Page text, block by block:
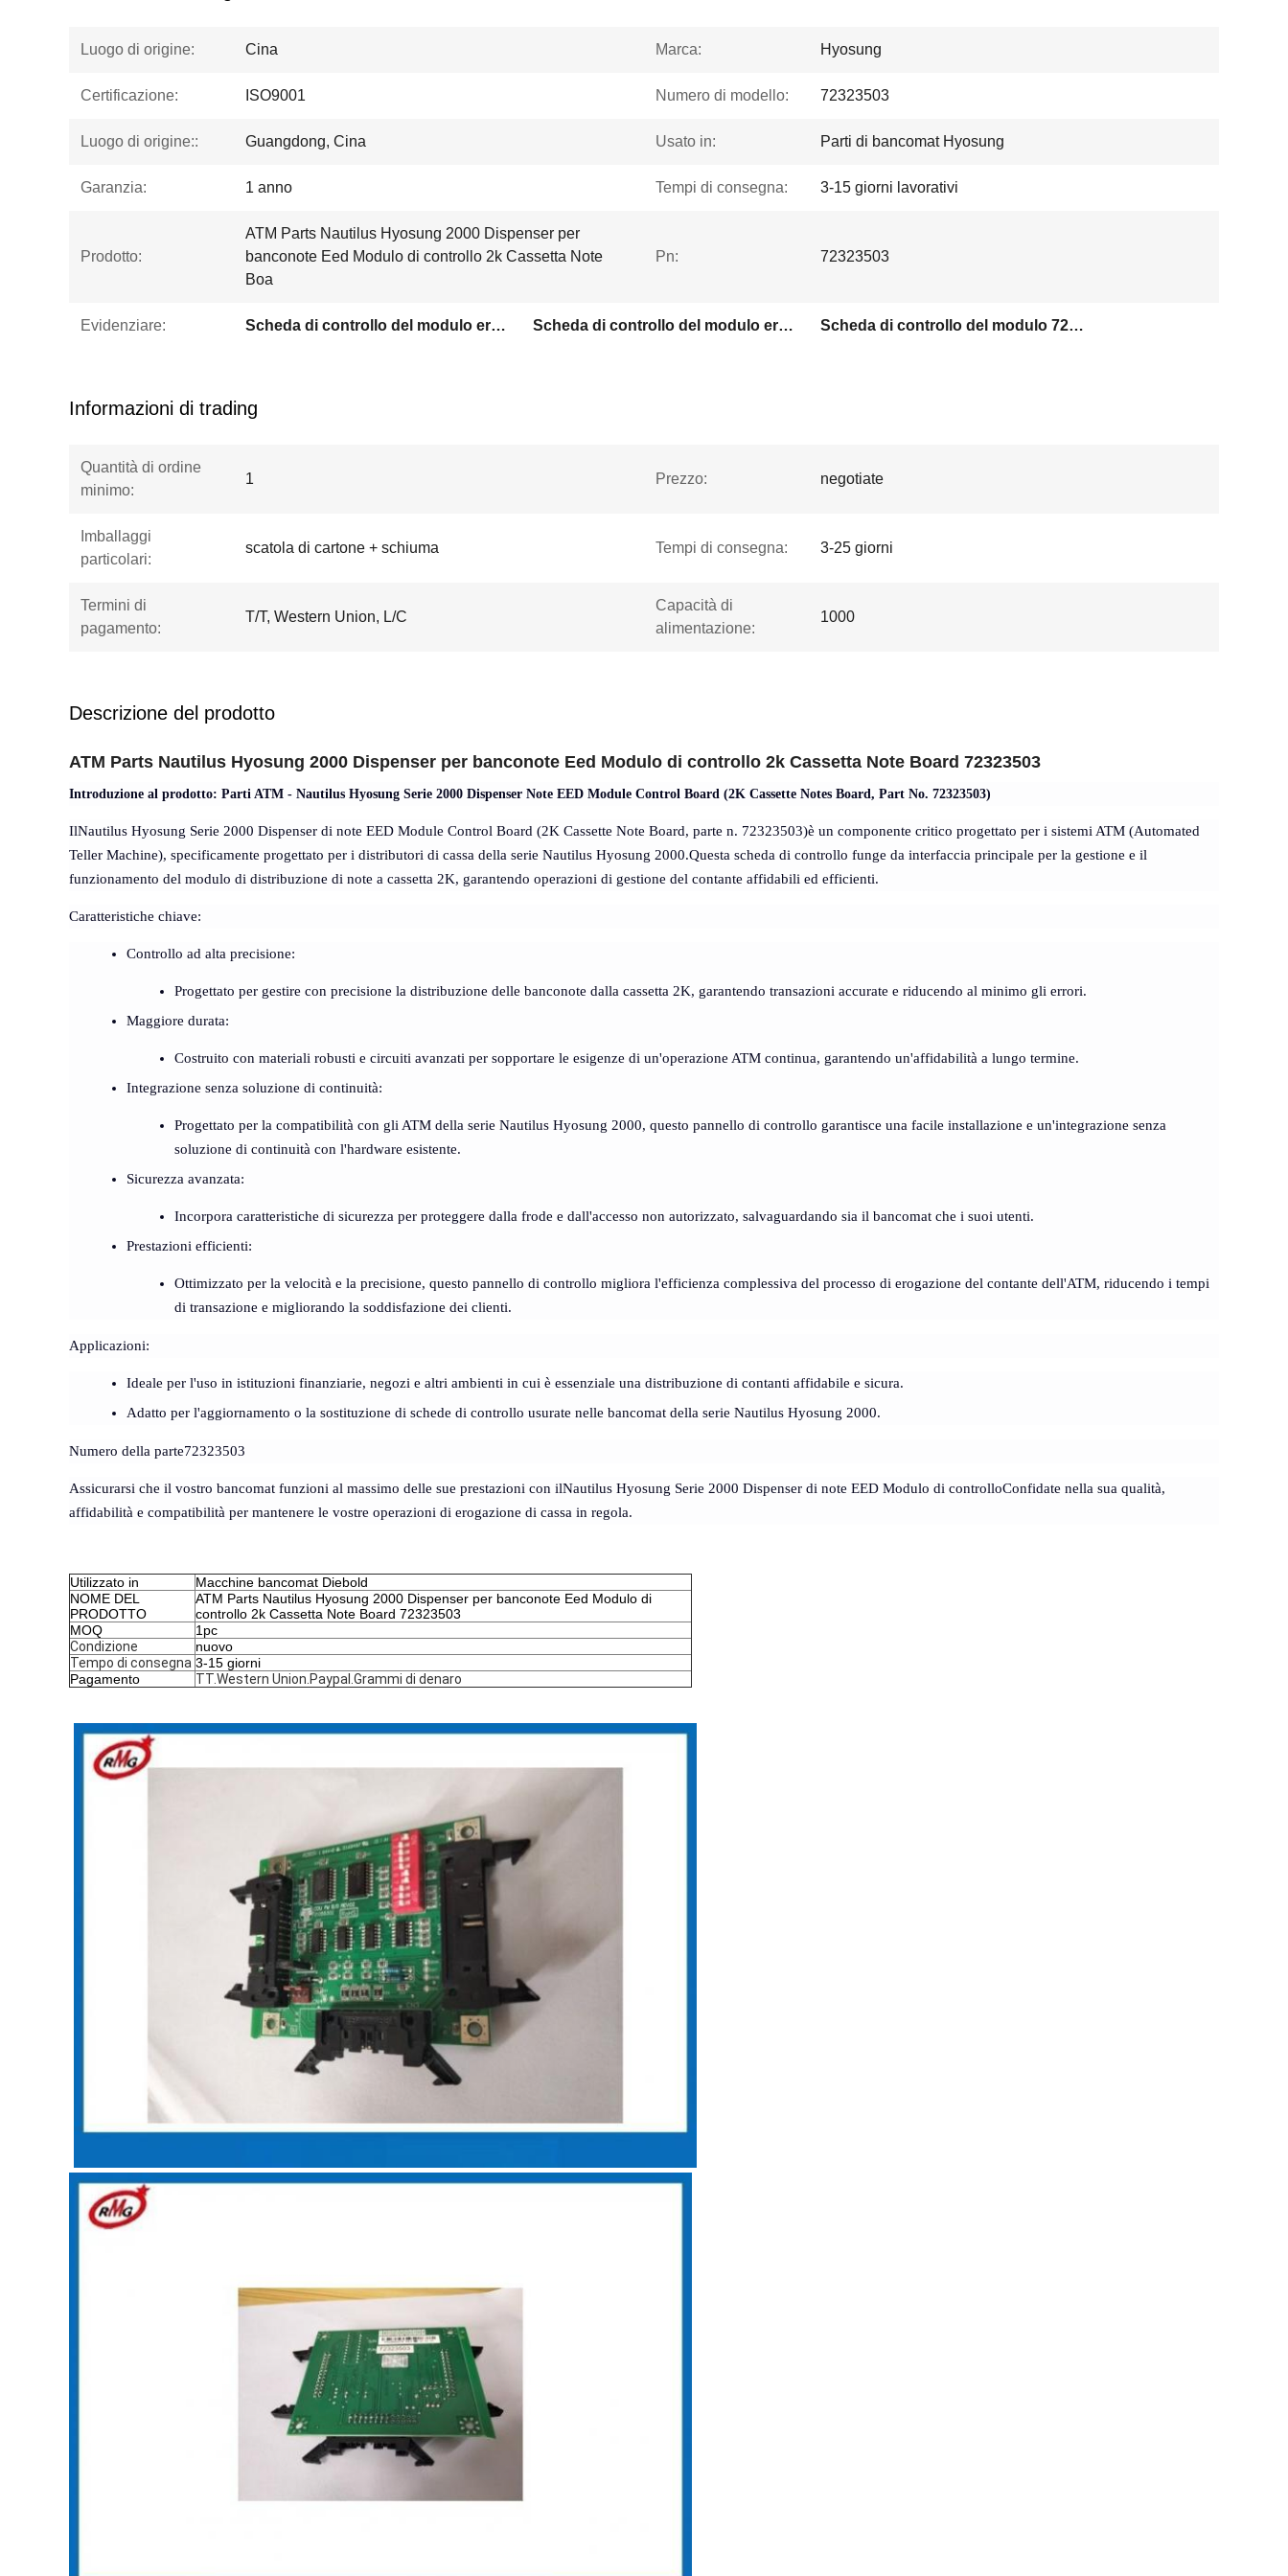
Luogo di origine: Cina Marca: Hyosung
Certificazione: ISO9001 Numero di modello: 72323503
Luogo di origine:: Guangdong, Cina Usato in: Parti di bancomat Hyosung
Garanzia: 1 anno Tempi di consegna: 3-15 giorni lavorativi
Prodotto:
ATM Parts Nautilus Hyosung 2000 Dispenser per
banconote Eed Modulo di controllo 2k Cassetta Note
Boa
Pn: 72323503
Evidenziare: Scheda di controllo del modulo erogatore di banconote da 2k Scheda di controllo del modulo erogatori di banconote Scheda di controllo del modulo 72323503
Informazioni di trading
Quantità di ordine
minimo:
1 Prezzo: negotiate
Imballaggi
particolari:
scatola di cartone + schiuma Tempi di consegna: 3-25 giorni
Termini di
pagamento:
T/T, Western Union, L/C
Capacità di
alimentazione:
1000
Descrizione del prodotto
ATM Parts Nautilus Hyosung 2000 Dispenser per banconote Eed Modulo di controllo 2k Cassetta Note Board 72323503
Introduzione al prodotto: Parti ATM - Nautilus Hyosung Serie 2000 Dispenser Note EED Module Control Board (2K Cassette Notes Board, Part No. 72323503)
IlNautilus Hyosung Serie 2000 Dispenser di note EED Module Control Board (2K Cassette Note Board, parte n. 72323503)è un componente critico progettato per i sistemi ATM (Automated
Teller Machine), specificamente progettato per i distributori di cassa della serie Nautilus Hyosung 2000.Questa scheda di controllo funge da interfaccia principale per la gestione e il
funzionamento del modulo di distribuzione di note a cassetta 2K, garantendo operazioni di gestione del contante affidabili ed efficienti.
Caratteristiche chiave:
Controllo ad alta precisione:
Progettato per gestire con precisione la distribuzione delle banconote dalla cassetta 2K, garantendo transazioni accurate e riducendo al minimo gli errori.
Maggiore durata:
Costruito con materiali robusti e circuiti avanzati per sopportare le esigenze di un'operazione ATM continua, garantendo un'affidabilità a lungo termine.
Integrazione senza soluzione di continuità:
Progettato per la compatibilità con gli ATM della serie Nautilus Hyosung 2000, questo pannello di controllo garantisce una facile installazione e un'integrazione senza
soluzione di continuità con l'hardware esistente.
Sicurezza avanzata:
Incorpora caratteristiche di sicurezza per proteggere dalla frode e dall'accesso non autorizzato, salvaguardando sia il bancomat che i suoi utenti.
Prestazioni efficienti:
Ottimizzato per la velocità e la precisione, questo pannello di controllo migliora l'efficienza complessiva del processo di erogazione del contante dell'ATM, riducendo i tempi
di transazione e migliorando la soddisfazione dei clienti.
Applicazioni:
Ideale per l'uso in istituzioni finanziarie, negozi e altri ambienti in cui è essenziale una distribuzione di contanti affidabile e sicura.
Adatto per l'aggiornamento o la sostituzione di schede di controllo usurate nelle bancomat della serie Nautilus Hyosung 2000.
Numero della parte72323503
Assicurarsi che il vostro bancomat funzioni al massimo delle sue prestazioni con ilNautilus Hyosung Serie 2000 Dispenser di note EED Modulo di controlloConfidate nella sua qualità,
affidabilità e compatibilità per mantenere le vostre operazioni di erogazione di cassa in regola.
Utilizzato in
Macchine bancomat Diebold
NOME DEL
PRODOTTO
ATM Parts Nautilus Hyosung 2000 Dispenser per banconote Eed Modulo di
controllo 2k Cassetta Note Board 72323503
MOQ
1pc
Condizione
nuovo
Tempo di consegna 3-15 giorni
Pagamento
TT.Western Union.Paypal.Grammi di denaro